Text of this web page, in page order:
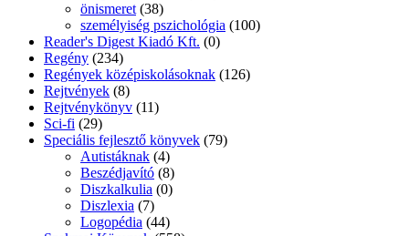
önismeret (38)
személyiség pszichológia (100)
Reader's Digest Kiadó Kft. (0)
Regény (234)
Regények középiskolásoknak (126)
Rejtvények (8)
Rejtvénykönyv (11)
Sci-fi (29)
Speciális fejlesztő könyvek (79)
Autistáknak (4)
Beszédjavító (8)
Diszkalkulia (0)
Diszlexia (7)
Logopédia (44)